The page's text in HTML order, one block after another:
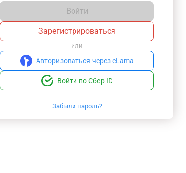
Войти
Зарегистрироваться
или
Авторизоваться через eLama
Войти по Сбер ID
Забыли пароль?